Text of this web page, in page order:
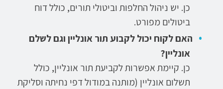
כן. יש ניהול החלפות וביטולי תורים, כולל דוח
ביטולים מפורט.
האם לקוח יכול לקבוע תור אונליין וגם לשלם
אונליין?
כן. קיימת אפשרות לקביעת תור אונליין, כולל
תשלום אונליין (מותנה במודול דפי נחיתה וסליקת